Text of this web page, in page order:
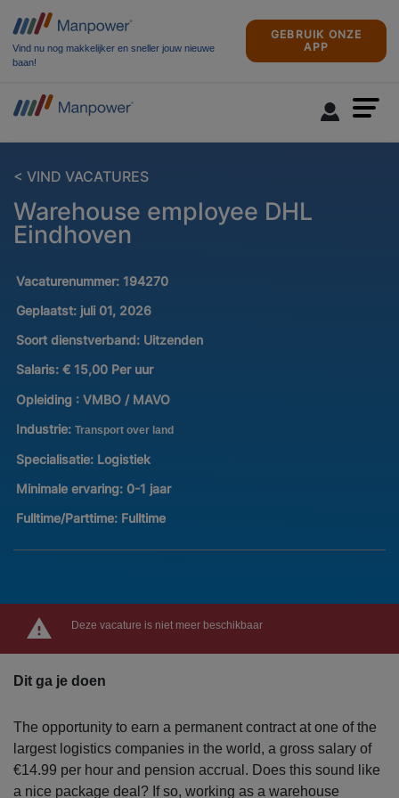
Vind nu nog makkelijker en sneller jouw nieuwe
baan!
GEBRUIK ONZE
APP
< VIND VACATURES
Warehouse employee DHL
Eindhoven
Vacaturenummer: 194270
Geplaatst: juli 01, 2026
Soort dienstverband: Uitzenden
Salaris: € 15,00 Per uur
Opleiding : VMBO / MAVO
Industrie: Transport over land
Specialisatie: Logistiek
Minimale ervaring: 0-1 jaar
Fulltime/Parttime: Fulltime
Deze vacature is niet meer beschikbaar
Dit ga je doen
The opportunity to earn a permanent contract at one of the
largest logistics companies in the world, a gross salary of
€14.99 per hour and pension accrual. Does this sound like
a nice package deal? If so, working as a warehouse